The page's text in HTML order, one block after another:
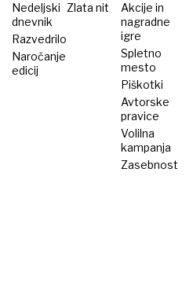
Nedeljski
dnevnik
Razvedrilo
Naročanje
edicij
Zlata nit
Akcije in
nagradne
igre
Spletno
mesto
Piškotki
Avtorske
pravice
Volilna
kampanja
Zasebnost